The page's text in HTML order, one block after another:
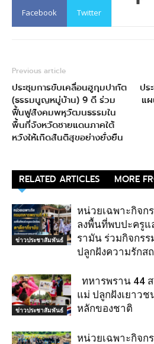
Facebook Twitter
Previous article
ประชุมการขับเคลื่อนฮูกุมปากัต
(ธรรมนูญหมู่บ้าน) 9 ดี ร่วม
ฟื้นฟูสังคมพหุวัฒนธรรมใน
พื้นที่จังหวัดชายแดนภาคใต้
หวังให้เกิดสันติสุขอย่างยั่งยืน
ปร
แ
RELATED ARTICLES MORE
ข่าวประชาสัมพันธ์
หน่วยเฉพาะกิจก
ลงพื้นที่พบปะครูแ
รามัน ร่วมกิจกร
ปลูกฝังความรักส
ข่าวประชาสัมพันธ์
ทหารพราน 44
แม่ ปลูกฝังเยาว
หลักของชาติ
หน่วยเฉพาะกิจก